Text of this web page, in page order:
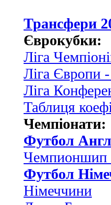
Трансфери
Єврокубки:
Ліга
Ліга Європи
Ліга
Таблиця
Чемпіонати:
Футбол
Чемпионшип
Футбол
Німеччини